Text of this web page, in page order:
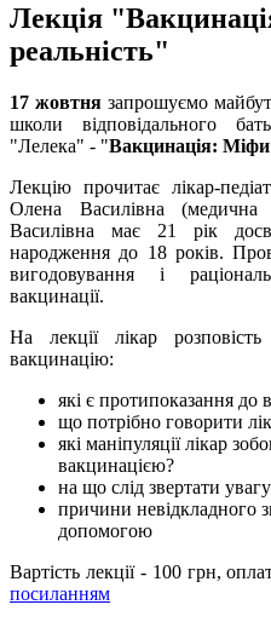
Лекція
реальність"
17 жовтня запрошуємо
школи відповідального
"Лелека" - "Вакцинація: Міфи
Лекцію прочитає лікар-
Олена Василівна
Василівна має 21 рік
народження до 18 років.
вигодовування і
вакцинації.
На лекції лікар
вакцинацію:
які є протипоказання до
що потрібно говорити
які маніпуляції лікар
вакцинацією?
на що слід звертати
причини невідкладного
допомогою
Вартість лекції - 100 грн,
посиланням